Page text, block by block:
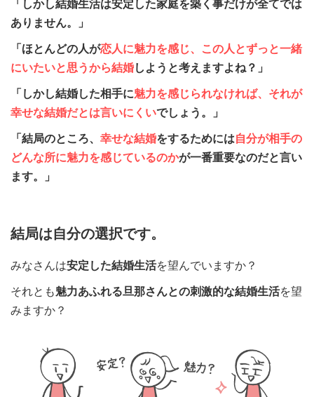
ありません。」
「ほとんどの人が恋人に魅力を感じ、この人とずっと一緒
にいたいと思うから結婚しようと考えますよね？」
「しかし結婚した相手に魅力を感じられなければ、それが
幸せな結婚だとは言いにくいでしょう。」
「結局のところ、 幸せな結婚をするためには自分が相手の
どんな所に魅力を感じているのかが一番重要なのだと言い
ます。」
結局は自分の選択です。
みなさんは安定した結婚生活を望んでいますか？
それとも魅力あふれる旦那さんとの刺激的な結婚生活を望
みますか？